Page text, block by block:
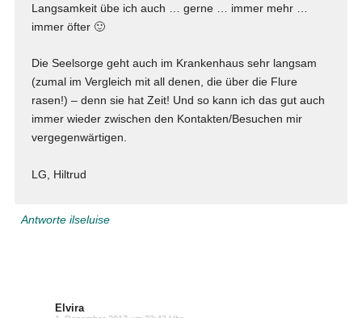
Langsamkeit übe ich auch … gerne … immer mehr …
immer öfter 🙂
Die Seelsorge geht auch im Krankenhaus sehr langsam
(zumal im Vergleich mit all denen, die über die Flure
rasen!) – denn sie hat Zeit! Und so kann ich das gut auch
immer wieder zwischen den Kontakten/Besuchen mir
vergegenwärtigen.
LG, Hiltrud
Antworte ilseluise
Elvira